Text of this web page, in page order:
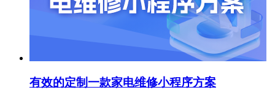
有效的定制一款家电维修小程序方案